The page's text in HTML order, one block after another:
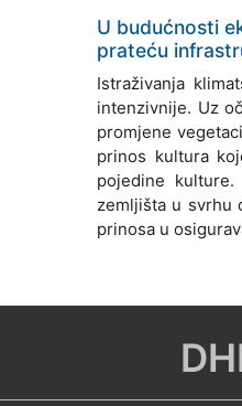
U budućnosti
prateću
Istraživanja
intenzivnije. Uz
promjene
prinos kultura
pojedine
zemljišta u svrhu
prinosa u